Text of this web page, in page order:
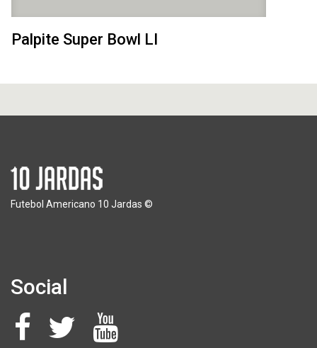
Palpite Super Bowl LI
Futebol Americano 10 Jardas ©
Social